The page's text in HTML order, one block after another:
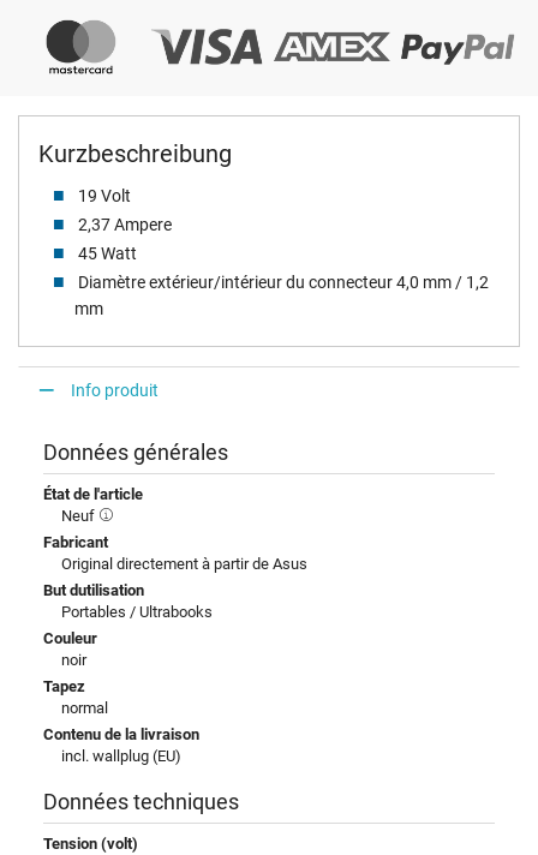
Kurzbeschreibung
19 Volt
2,37 Ampere
45 Watt
Diamètre extérieur/intérieur du connecteur 4,0 mm / 1,2
mm
Info produit
Données générales
État de l'article
Neuf
Fabricant
Original directement à partir de Asus
But dutilisation
Portables / Ultrabooks
Couleur
noir
Tapez
normal
Contenu de la livraison
incl. wallplug (EU)
Données techniques
Tension (volt)